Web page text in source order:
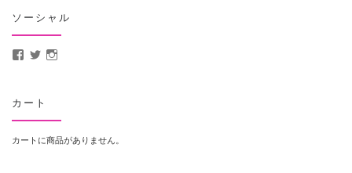
ソーシャル
MotoCrusader さんのプロフィールを Facebook で表示
@MotoCrusader さんのプロフィールを Twitter で表示
カート
カートに商品がありません。